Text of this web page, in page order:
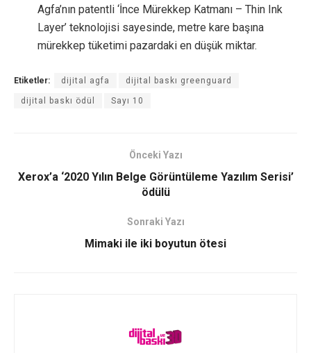
Agfa’nın patentli ‘İnce Mürekkep Katmanı – Thin Ink
Layer’ teknolojisi sayesinde, metre kare başına
mürekkep tüketimi pazardaki en düşük miktar.
Etiketler: dijital agfa dijital baskı greenguard
dijital baskı ödül Sayı 10
Önceki Yazı
Xerox’a ‘2020 Yılın Belge Görüntüleme Yazılım Serisi’
ödülü
Sonraki Yazı
Mimaki ile iki boyutun ötesi